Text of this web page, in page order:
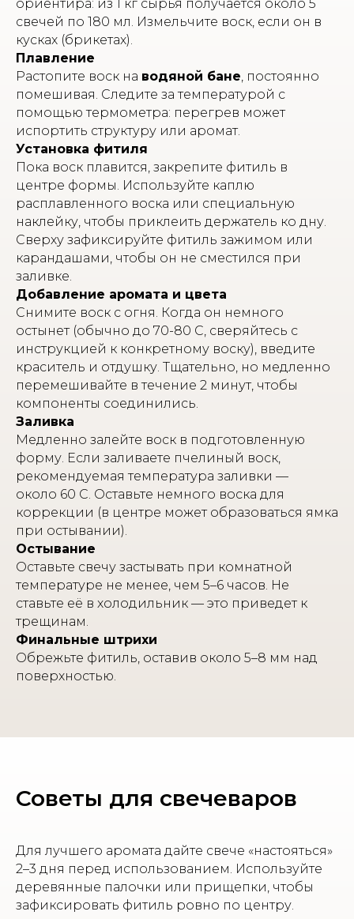
ориентира: из 1 кг сырья получается около 5
свечей по 180 мл. Измельчите воск, если он в
кусках (брикетах).
Плавление
Растопите воск на водяной бане, постоянно
помешивая. Следите за температурой с
помощью термометра: перегрев может
испортить структуру или аромат.
Установка фитиля
Пока воск плавится, закрепите фитиль в
центре формы. Используйте каплю
расплавленного воска или специальную
наклейку, чтобы приклеить держатель ко дну.
Сверху зафиксируйте фитиль зажимом или
карандашами, чтобы он не сместился при
заливке.
Добавление аромата и цвета
Снимите воск с огня. Когда он немного
остынет (обычно до 70-80 С, сверяйтесь с
инструкцией к конкретному воску), введите
краситель и отдушку. Тщательно, но медленно
перемешивайте в течение 2 минут, чтобы
компоненты соединились.
Заливка
Медленно залейте воск в подготовленную
форму. Если заливаете пчелиный воск,
рекомендуемая температура заливки —
около 60 С. Оставьте немного воска для
коррекции (в центре может образоваться ямка
при остывании).
Остывание
Оставьте свечу застывать при комнатной
температуре не менее, чем 5–6 часов. Не
ставьте её в холодильник — это приведет к
трещинам.
Финальные штрихи
Обрежьте фитиль, оставив около 5–8 мм над
поверхностью.
Советы для свечеваров
Для лучшего аромата дайте свече «настояться»
2–3 дня перед использованием. Используйте
деревянные палочки или прищепки, чтобы
зафиксировать фитиль ровно по центру.